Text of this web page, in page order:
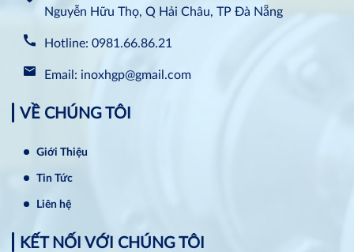
Nguyễn Hữu Thọ, Q Hải Châu, TP Đà Nẵng
Hotline: 0981.66.86.21
Email: inoxhgp@gmail.com
VỀ CHÚNG TÔI
Giới Thiệu
Tin Tức
Liên hệ
KẾT NỐI VỚI CHÚNG TÔI